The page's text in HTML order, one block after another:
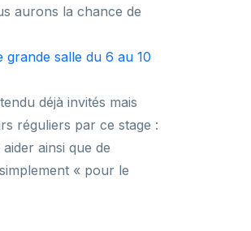
aurons la chance de
grande salle du 6 au 10
déjà invités mais
réguliers par ce stage :
ainsi que de
« pour le